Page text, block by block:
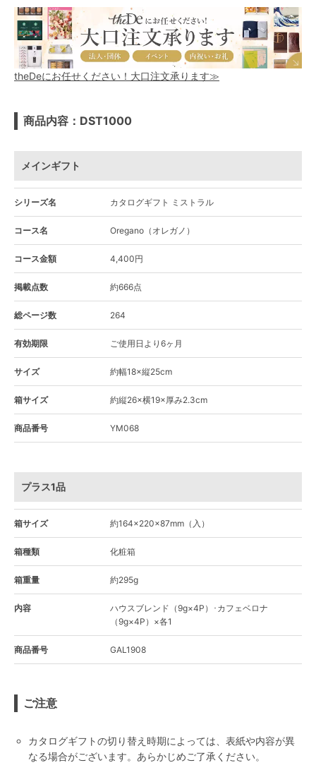
theDeにお任せください！大口注文承ります≫
商品内容：DST1000
メインギフト
シリーズ名 カタログギフト ミストラル
コース名 Oregano（オレガノ）
コース金額 4,400円
掲載点数 約666点
総ページ数 264
有効期限 ご使用日より6ヶ月
サイズ 約幅18×縦25cm
箱サイズ 約縦26×横19×厚み2.3cm
商品番号 YM068
プラス1品
箱サイズ 約164×220×87mm（入）
箱種類 化粧箱
箱重量 約295g
内容
ハウスブレンド（9g×4P）･カフェベロナ
（9g×4P）×各1
商品番号 GAL1908
ご注意
カタログギフトの切り替え時期によっては、表紙や内容が異
なる場合がございます。あらかじめご了承ください。